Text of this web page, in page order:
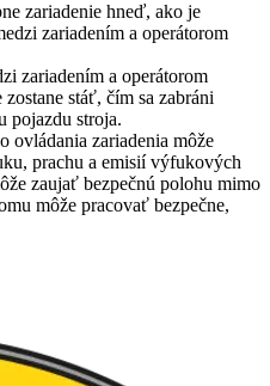
zariadenie hneď, ako je
zariadením a operátorom
zariadením a operátorom
stáť, čím sa zabráni
pojazdu stroja.
zariadenia môže
prachu a emisií výfukových
zaujať bezpečnú polohu mimo
môže pracovať bezpečne,